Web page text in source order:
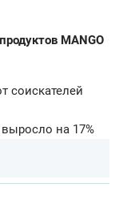
MANGO
соискателей
на 17%